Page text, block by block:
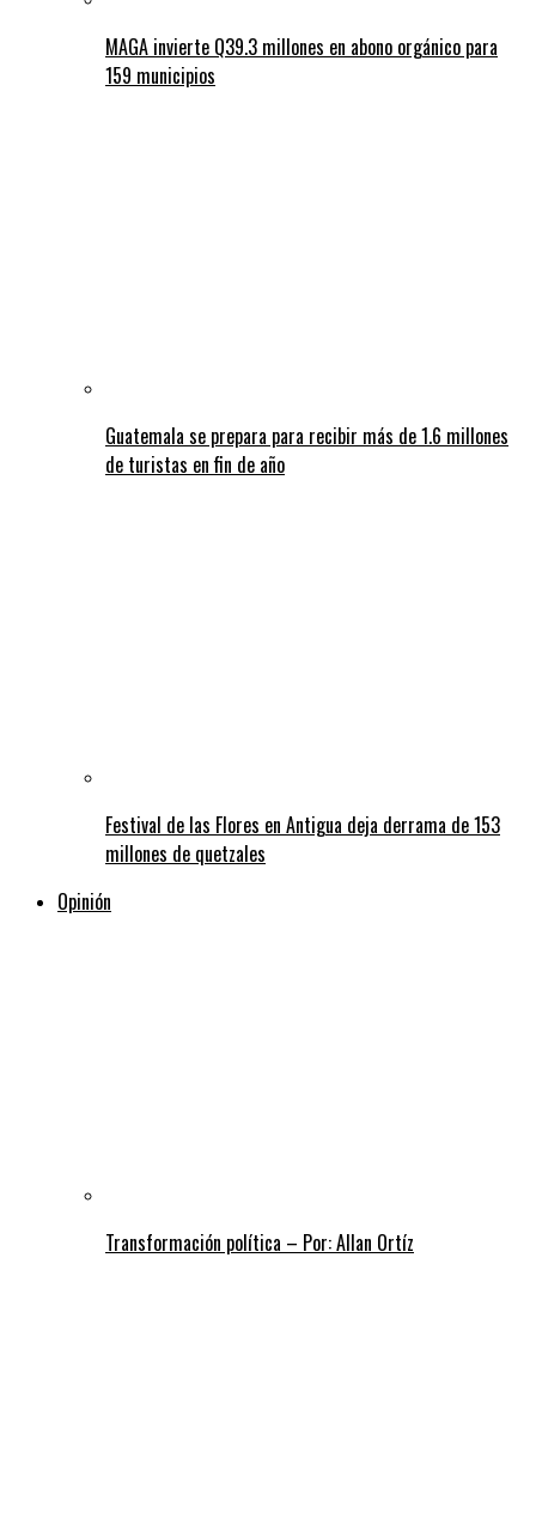
MAGA invierte Q39.3 millones en abono orgánico para
159 municipios
Guatemala se prepara para recibir más de 1.6 millones
de turistas en fin de año
Festival de las Flores en Antigua deja derrama de 153
millones de quetzales
Opinión
Transformación política – Por: Allan Ortíz